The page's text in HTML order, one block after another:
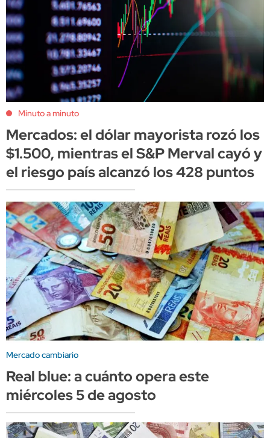
Minuto a minuto
Mercados: el dólar mayorista rozó los
$1.500, mientras el S&P Merval cayó y
el riesgo país alcanzó los 428 puntos
Mercado cambiario
Real blue: a cuánto opera este
miércoles 5 de agosto